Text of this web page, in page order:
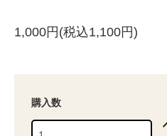
1,000円(税込1,100円)
購入数